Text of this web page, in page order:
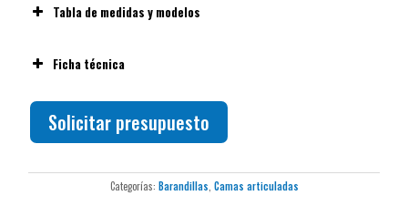
Tabla de medidas y modelos
Ficha técnica
Solicitar presupuesto
Categorías: Barandillas, Camas articuladas